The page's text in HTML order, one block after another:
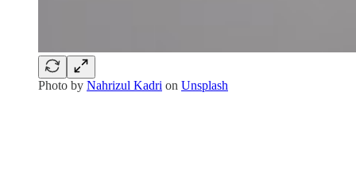
Photo by Nahrizul Kadri on Unsplash